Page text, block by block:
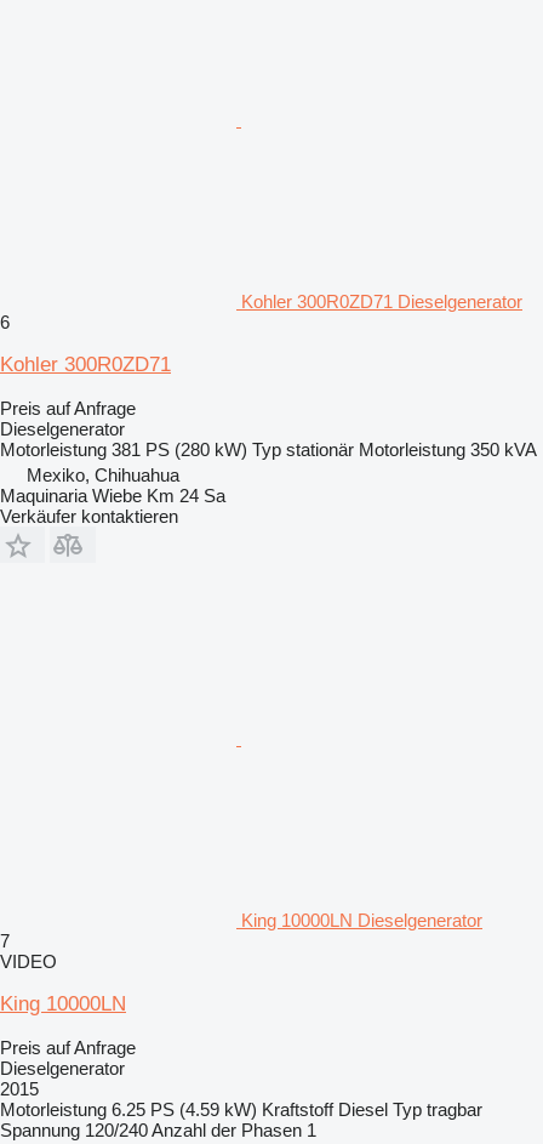
Kohler 300R0ZD71 Dieselgenerator
6
Kohler 300R0ZD71
Preis auf Anfrage
Dieselgenerator
Motorleistung 381 PS (280 kW) Typ stationär Motorleistung 350 kVA
Mexiko, Chihuahua
Maquinaria Wiebe Km 24 Sa
Verkäufer kontaktieren
King 10000LN Dieselgenerator
7
VIDEO
King 10000LN
Preis auf Anfrage
Dieselgenerator
2015
Motorleistung 6.25 PS (4.59 kW) Kraftstoff Diesel Typ tragbar
Spannung 120/240Anzahl der Phasen 1